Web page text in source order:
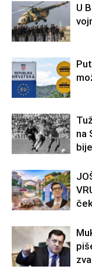
U
na